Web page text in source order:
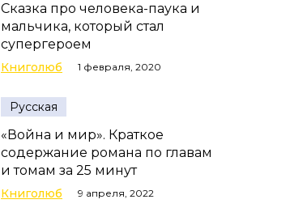
Сказка про человека-паука и
мальчика, который стал
супергероем
Книголюб 1 февраля, 2020
Русская
«Война и мир». Краткое
содержание романа по главам
и томам за 25 минут
Книголюб 9 апреля, 2022